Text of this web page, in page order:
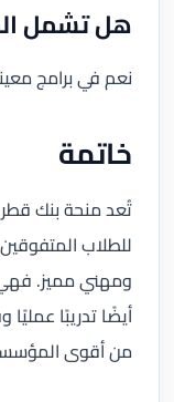
هل تشمل
نعم في برامج
خاتمة
للطلاب
ومهني مميز. فهي
أيضًا تدريبًا
من أقوى